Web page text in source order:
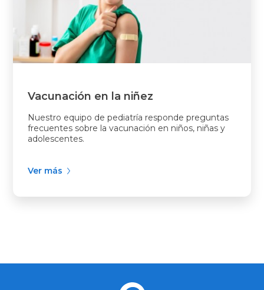
Vacunación en la niñez
Nuestro equipo de pediatría responde preguntas
frecuentes sobre la vacunación en niños, niñas y
adolescentes.
Ver más